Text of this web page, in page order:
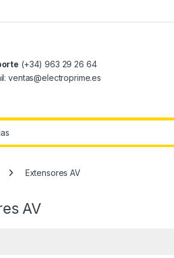
(+34) 963 29 26 64
ventas@electroprime.es
Extensores AV
AV